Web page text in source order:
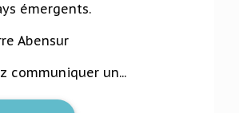
émergents.
Abensur
communiquer un...